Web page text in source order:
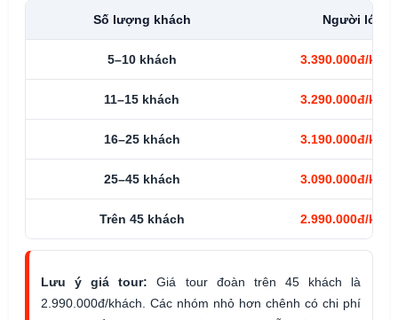
Số lượng khách Người lớn
5–10 khách 3.390.000đ/
11–15 khách 3.290.000đ/
16–25 khách 3.190.000đ/
25–45 khách 3.090.000đ/
Trên 45 khách 2.990.000đ/
Lưu ý giá tour: Giá tour đoàn trên 45 khách là
2.990.000đ/khách. Các nhóm nhỏ hơn chênh có chi phí